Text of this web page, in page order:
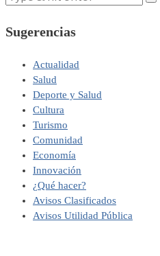
Sugerencias
Actualidad
Salud
Deporte y Salud
Cultura
Turismo
Comunidad
Economía
Innovación
¿Qué hacer?
Avisos Clasificados
Avisos Utilidad Pública